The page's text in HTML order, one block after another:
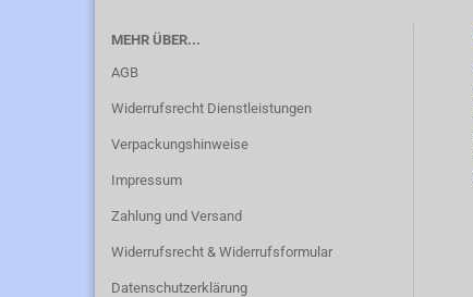
MEHR ÜBER...
AGB
Widerrufsrecht Dienstleistungen
Verpackungshinweise
Impressum
Zahlung und Versand
Widerrufsrecht & Widerrufsformular
Datenschutzerklärung